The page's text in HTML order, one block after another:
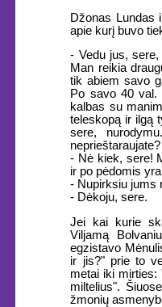
Džonas Lundas
apie kurį buvo
- Vedu jus,
Man reikia
tik abiem savo
Po savo 40 val.
kalbas su
teleskopą ir ilgą
sere,
neprieštaraujate?
- Nė kiek, sere!
ir po pėdomis
- Nupirksiu jums
- Dėkoju, sere.
Jei kai kurie
Viljamą
egzistavo
ir jis?" prie to
metai iki mirties:
miltelius".
žmonių